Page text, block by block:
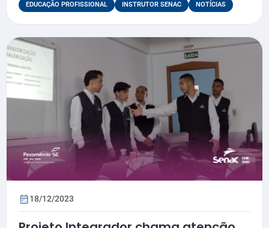
EDUCAÇÃO PROFISSIONAL INSTRUTOR SENAC NOTÍCIAS
18/12/2023